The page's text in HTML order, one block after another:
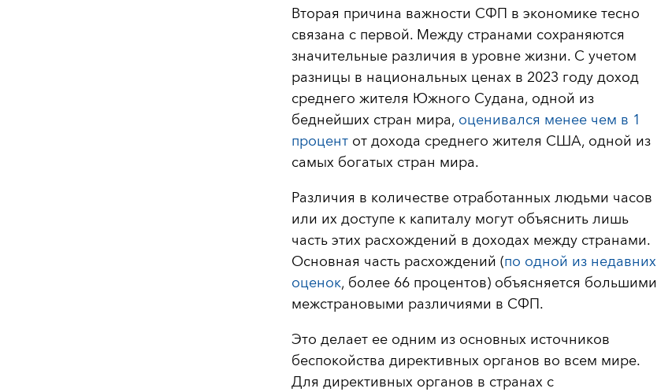
Вторая причина важности СФП в экономике тесно
связана с первой. Между странами сохраняются
значительные различия в уровне жизни. С учетом
разницы в национальных ценах в 2023 году доход
среднего жителя Южного Судана, одной из
беднейших стран мира,оценивался менее чем в 1
процентот дохода среднего жителя США, одной из
самых богатых стран мира.
Различия в количестве отработанных людьми часов
или их доступе к капиталу могут объяснить лишь
часть этих расхождений в доходах между странами.
Основная часть расхождений (по одной из недавних
оценок, более 66 процентов) объясняется большими
межстрановыми различиями в СФП.
Это делает ее одним из основных источников
беспокойства директивных органов во всем мире.
Для директивных органов в странах с